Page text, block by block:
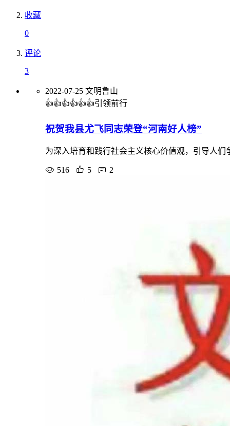
收藏
0
评论
3
2022-07-25 文明鲁山
👍👍👍👍👍👍引领前行
祝贺我县尤飞同志荣登“河南好人榜”
为深入培育和践行社会主义核心价值观，引导人
516 5 2